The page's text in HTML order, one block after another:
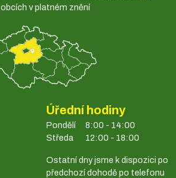
obcích v platném znění
Úřední hodiny
Pondělí
Středa
8:00 - 14:00
12:00 - 18:00
Ostatní dny jsme k dispozici po
předchozí dohodě po telefonu